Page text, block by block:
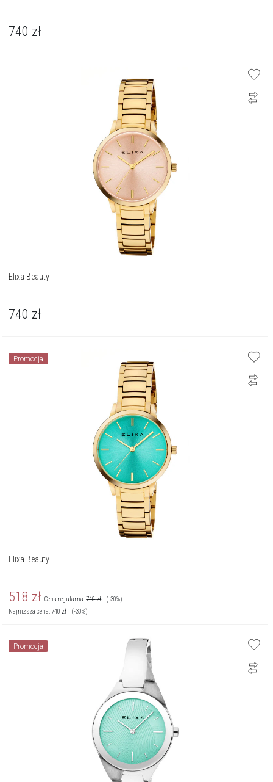
740 zł
Elixa Beauty
740 zł
Promocja
Elixa Beauty
518 zł Cena regularna:740zł
(-30%)
Najniższa cena:740zł (-30%)
Promocja